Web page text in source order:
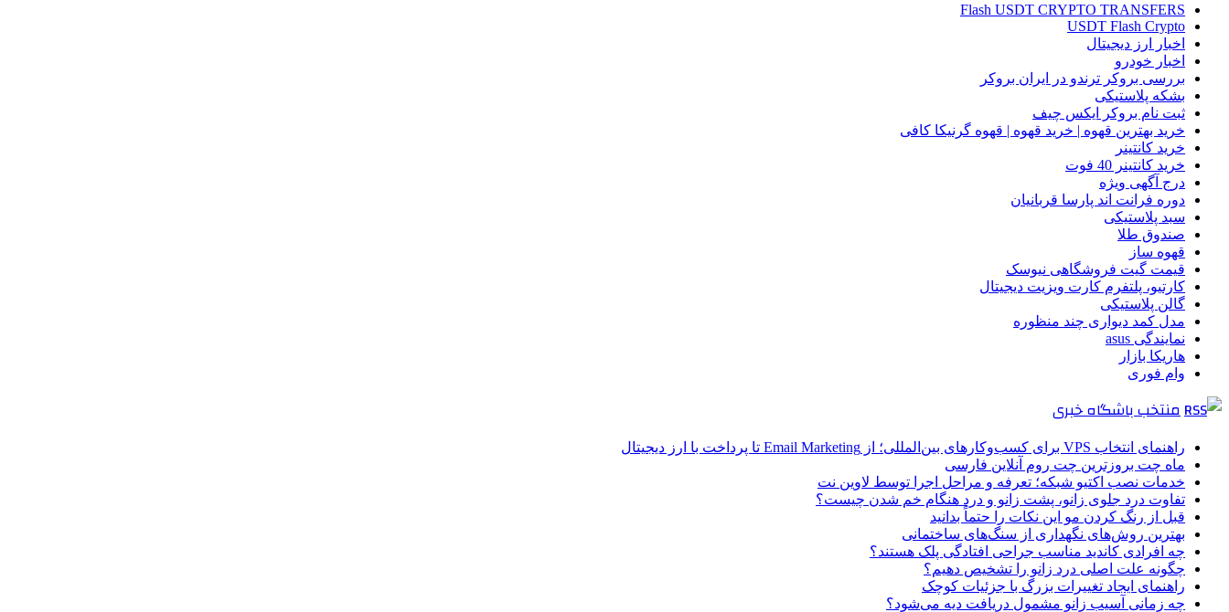
Flash USDT CRYPTO TRANSFERS
USDT Flash Crypto
اخبار ارز دیجیتال
اخبار خودرو
بررسی بروکر ترندو در ایران بروکر
بشکه پلاستیکی
ثبت نام بروکر ایکس چیف
خرید بهترین قهوه | خرید قهوه | قهوه گرنیکا کافی
خرید کانتینر
خرید کانتینر 40 فوت
درج آگهی ویژه
دوره فرانت اند پارسا قربانیان
سبد پلاستیکی
صندوق طلا
قهوه ساز
قیمت گیت فروشگاهی نیوسک
کارتیو، پلتفرم کارت ویزیت دیجیتال
گالن پلاستیکی
مدل کمد دیواری چند منظوره
نمایندگی asus
هاریکا بازار
وام فوری
منتخب باشگاه خبری
راهنمای انتخاب VPS برای کسب‌وکارهای بین‌المللی؛ از Email Marketing تا پرداخت با ارز دیجیتال
ماه چت بروزترین چت روم آنلاین فارسی
خدمات نصب اکتیو شبکه؛ تعرفه و مراحل اجرا توسط لاوین نت
تفاوت درد جلوی زانو، پشت زانو و درد هنگام خم شدن چیست؟
قبل از رنگ کردن مو این نکات را حتماً بدانید
بهترین روش‌های نگهداری از سنگ‌های ساختمانی
چه افرادی کاندید مناسب جراحی افتادگی پلک هستند؟
چگونه علت اصلی درد زانو را تشخیص دهیم؟
راهنمای ایجاد تغییرات بزرگ با جزئیات کوچک
چه زمانی آسیب زانو مشمول دریافت دیه می‌شود؟